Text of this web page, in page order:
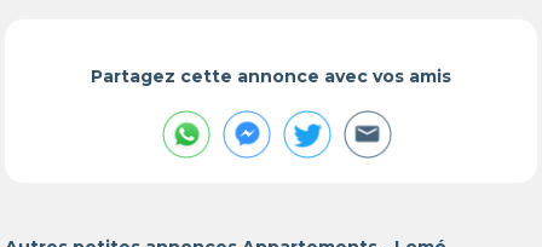
Partagez cette annonce avec vos amis